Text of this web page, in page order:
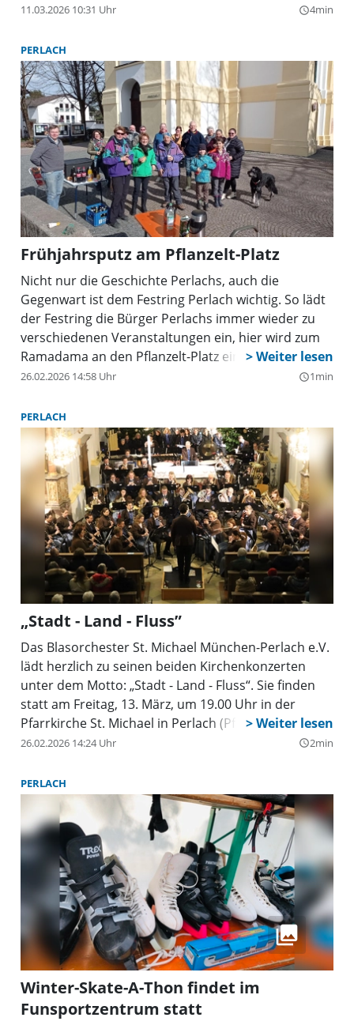
11.03.2026 10:31 Uhr query_builder4min
PERLACH
Frühjahrsputz am Pflanzelt-Platz
Nicht nur die Geschichte Perlachs, auch die
Gegenwart ist dem Festring Perlach wichtig. So lädt
der Festring die Bürger Perlachs immer wieder zu
verschiedenen Veranstaltungen ein, hier wird zum
Ramadama an den Pflanzelt-Platz eingeladen. Los
geht es am Samstag, 14. März, um 10 Uhr. Dieses
durch Bereitstellung von Abfallbehältern und der
Entsorgung des Sammelgutes unterstützt.
Treffpunkt ist vor der St. Michaels Kirche am
Pfanzeltplatz, bei jedem Wetter. Umso mehr Helfer
sich finden, um so schneller kann die Arbeit getan
werden.
26.02.2026 14:58 Uhr query_builder1min
PERLACH
„Stadt - Land - Fluss”
Das Blasorchester St. Michael München-Perlach e.V.
lädt herzlich zu seinen beiden Kirchenkonzerten
unter dem Motto: „Stadt - Land - Fluss“. Sie finden
statt am Freitag, 13. März, um 19.00 Uhr in der
Pfarrkirche St. Michael in Perlach (Pfanzeltplatz 1) in
der St.-Koloman-Str. 9 und am Samstag, 14. März,
Schulzentrum Perlach-Nord in der Quiddestraße 4.
Der Einlass zum Konzert erfolgt jeweils ab 18.30 Uhr.
Der Eintritt ist frei.
26.02.2026 14:24 Uhr query_builder2min
PERLACH
Winter-Skate-A-Thon findet im
Funsportzentrum statt